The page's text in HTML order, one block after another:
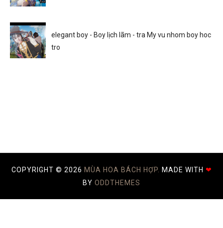
elegant boy - Boy lịch lãm - tra My vu nhom boy hoc
tro
COPYRIGHT © 2026 MÙA HOA BÁCH HỢP. MADE WITH ❤
BY ODDTHEMES